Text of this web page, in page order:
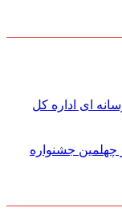
ای اداره کل
چهلمین جشنواره